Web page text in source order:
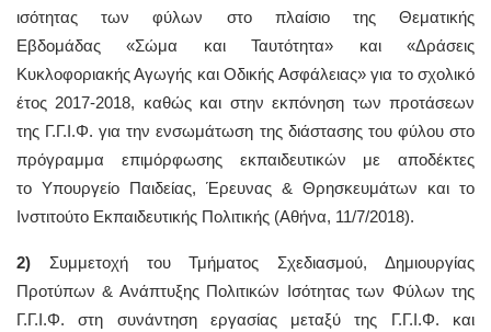
ισότητας των φύλων στο πλαίσιο της Θεματικής
Εβδομάδας «Σώμα και Ταυτότητα» και «Δράσεις
Κυκλοφοριακής Αγωγής και Οδικής Ασφάλειας» για το σχολικό
έτος 2017-2018, καθώς και στην εκπόνηση των προτάσεων
της Γ.Γ.Ι.Φ. για την ενσωμάτωση της διάστασης του φύλου στο
πρόγραμμα επιμόρφωσης εκπαιδευτικών με αποδέκτες
το Υπουργείο Παιδείας, Έρευνας & Θρησκευμάτων και το
Ινστιτούτο Εκπαιδευτικής Πολιτικής (Αθήνα, 11/7/2018).
2) Συμμετοχή του Τμήματος Σχεδιασμού, Δημιουργίας
Προτύπων & Ανάπτυξης Πολιτικών Ισότητας των Φύλων της
Γ.Γ.Ι.Φ. στη συνάντηση εργασίας μεταξύ της Γ.Γ.Ι.Φ. και